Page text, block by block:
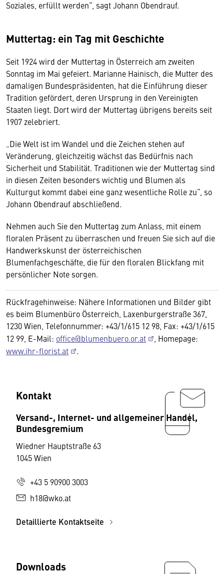
Soziales, erfüllt werden“, sagt Johann Obendrauf.
Muttertag: ein Tag mit Geschichte
Seit 1924 wird der Muttertag in Österreich am zweiten
Sonntag im Mai gefeiert. Marianne Hainisch, die Mutter des
damaligen Bundespräsidenten, hat die Einführung dieser
Tradition gefördert, deren Ursprung in den Vereinigten
Staaten liegt. Dort wird der Muttertag übrigens bereits seit
1907 zelebriert.
„Die Welt ist im Wandel und die Zeichen stehen auf
Veränderung, gleichzeitig wächst das Bedürfnis nach
Sicherheit und Stabilität. Traditionen wie der Muttertag sind
in diesen Zeiten besonders wichtig und Blumen als
Kulturgut kommt dabei eine ganz wesentliche Rolle zu“, so
Johann Obendrauf abschließend.
Nehmen auch Sie den Muttertag zum Anlass, mit einem
floralen Präsent zu überraschen und freuen Sie sich auf die
Handwerkskunst der österreichischen
Blumenfachgeschäfte, die für den floralen Blickfang mit
persönlicher Note sorgen.
Rückfragehinweise: Nähere Informationen und Bilder gibt
es beim Blumenbüro Österreich, Laxenburgerstraße 367,
1230 Wien, Telefonnummer: +43/1/615 12 98, Fax: +43/1/615
12 99, E-Mail: office@blumenbuero.or.at
, Homepage:
www.ihr-florist.at
.
Kontakt
Versand-, Internet- und allgemeiner Handel,
Bundesgremium
Wiedner Hauptstraße 63
1045 Wien
+43 5 90900 3003
h18@wko.at
Detaillierte Kontaktseite
Downloads